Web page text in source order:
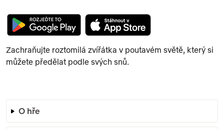
Zachraňujte roztomilá zvířátka v poutavém světě, který si
můžete předělat podle svých snů.
O hře